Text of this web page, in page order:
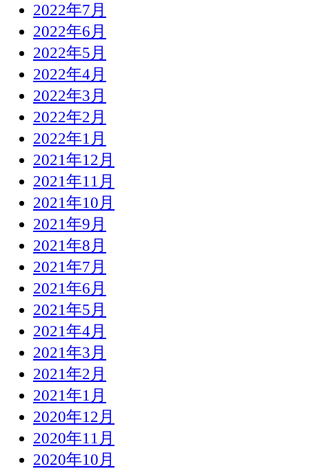
2022年7月
2022年6月
2022年5月
2022年4月
2022年3月
2022年2月
2022年1月
2021年12月
2021年11月
2021年10月
2021年9月
2021年8月
2021年7月
2021年6月
2021年5月
2021年4月
2021年3月
2021年2月
2021年1月
2020年12月
2020年11月
2020年10月